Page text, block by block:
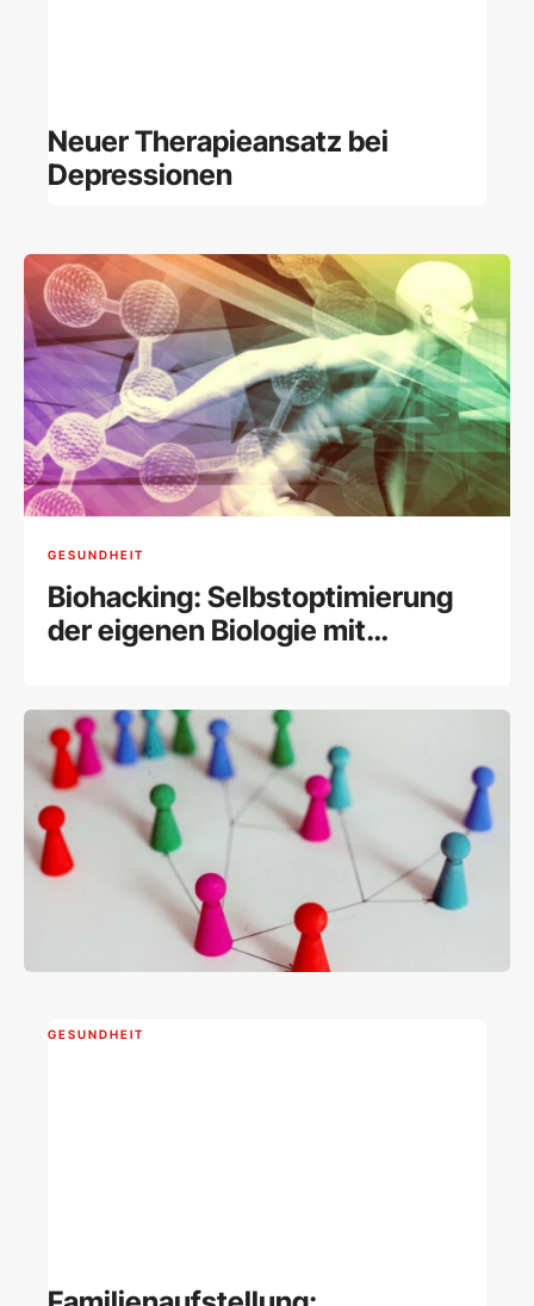
Neuer Therapieansatz bei
Depressionen
GESUNDHEIT
Biohacking: Selbstoptimierung
der eigenen Biologie mit
GESUNDHEIT